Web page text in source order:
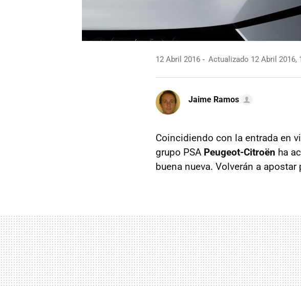
12 Abril 2016 Actualizado 12 Abril 2016,
Jaime Ramos
Coincidiendo con la entrada en
grupo PSA Peugeot-Citroën ha
buena nueva. Volverán a